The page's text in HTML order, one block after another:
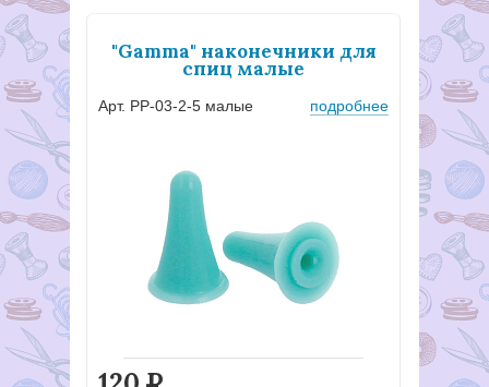
"Gamma" наконечники для
спиц малые
Арт. PP-03-2-5 малые подробнее